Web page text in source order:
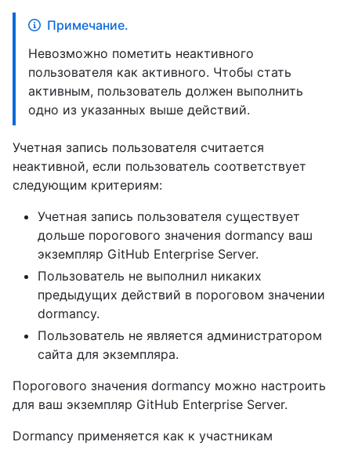
Примечание.
Невозможно пометить неактивного
пользователя как активного. Чтобы стать
активным, пользователь должен выполнить
одно из указанных выше действий.
Учетная запись пользователя считается
неактивной, если пользователь соответствует
следующим критериям:
Учетная запись пользователя существует
дольше порогового значения dormancy ваш
экземпляр GitHub Enterprise Server.
Пользователь не выполнил никаких
предыдущих действий в пороговом значении
dormancy.
Пользователь не является администратором
сайта для экземпляра.
Порогового значения dormancy можно настроить
для ваш экземпляр GitHub Enterprise Server.
Dormancy применяется как к участникам